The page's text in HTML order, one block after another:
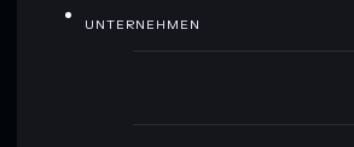
UNTERNEHMEN